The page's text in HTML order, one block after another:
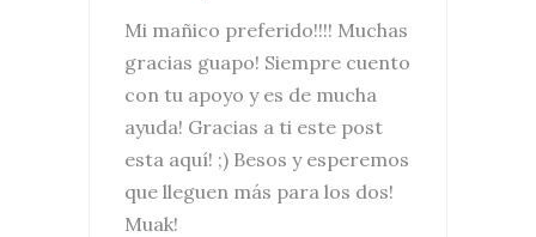
Mi mañico preferido!!!! Muchas
gracias guapo! Siempre cuento
con tu apoyo y es de mucha
ayuda! Gracias a ti este post
esta aquí! ;) Besos y esperemos
que lleguen más para los dos!
Muak!